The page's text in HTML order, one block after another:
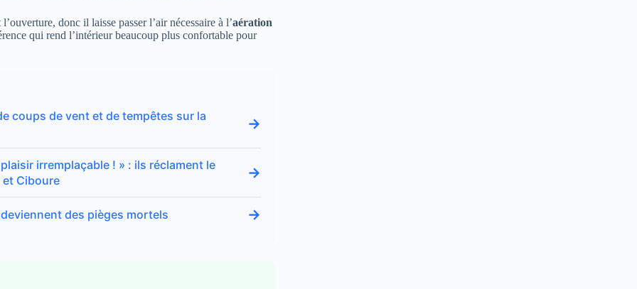
donc il laisse passer l’air nécessaire à l’aération
qui rend l’intérieur beaucoup plus confortable pour
coups de vent et de tempêtes sur la →
irremplaçable ! » : ils réclament le
Ciboure
→
des pièges mortels →